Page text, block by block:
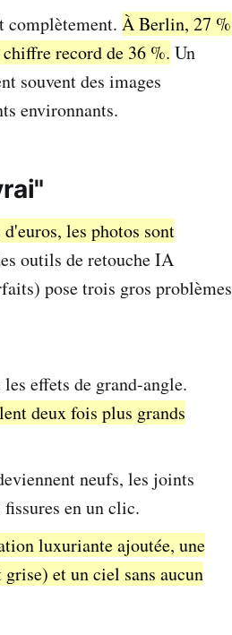
complètement. À Berlin, 27 %
record de 36 %. Un
souvent des images
environnants.
les photos sont
outils de retouche IA
pose trois gros problèmes
effets de grand-angle.
deux fois plus grands
neufs, les joints
en un clic.
luxuriante ajoutée, une
et un ciel sans aucun